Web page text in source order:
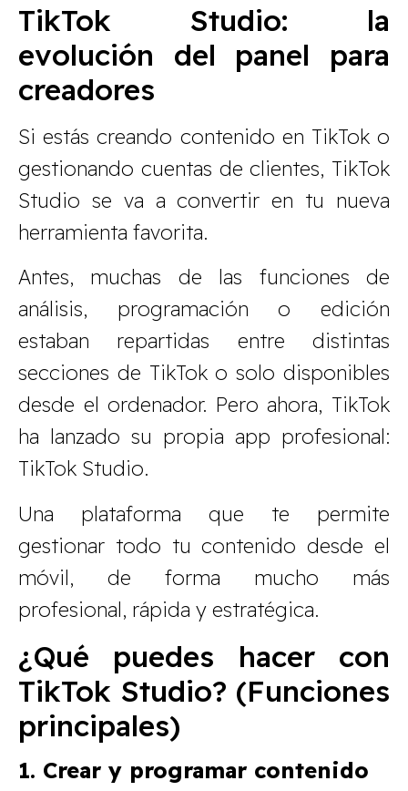
TikTok Studio: la
evolución del panel para
creadores
Si estás creando contenido en TikTok o
gestionando cuentas de clientes, TikTok
Studio se va a convertir en tu nueva
herramienta favorita.
Antes, muchas de las funciones de
análisis, programación o edición
estaban repartidas entre distintas
secciones de TikTok o solo disponibles
desde el ordenador. Pero ahora, TikTok
ha lanzado su propia app profesional:
TikTok Studio.
Una plataforma que te permite
gestionar todo tu contenido desde el
móvil, de forma mucho más
profesional, rápida y estratégica.
¿Qué puedes hacer con
TikTok Studio? (Funciones
principales)
1. Crear y programar contenido